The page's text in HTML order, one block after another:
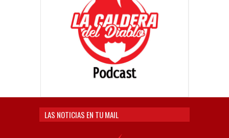
LAS NOTICIAS EN TU MAIL